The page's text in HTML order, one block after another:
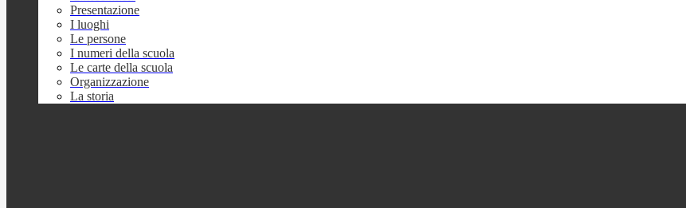
Presentazione
I luoghi
Le persone
I numeri della scuola
Le carte della scuola
Organizzazione
La storia